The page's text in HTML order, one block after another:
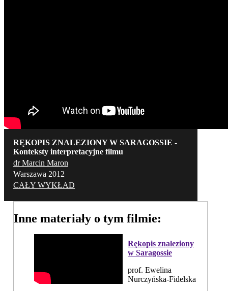
RĘKOPIS ZNALEZIONY W SARAGOSSIE -
Konteksty interpretacyjne filmu
dr Marcin Maron
Warszawa 2012
CAŁY WYKŁAD
Inne materiały o tym filmie:
Rękopis znaleziony
w Saragossie
prof. Ewelina
Nurczyńska-Fidelska